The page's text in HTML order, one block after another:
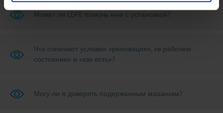
Может ли LDFE помочь мне с установкой?
Что означают условия «реновация», «в рабочем
состоянии» и «как есть»?
Могу ли я доверять подержанным машинам?